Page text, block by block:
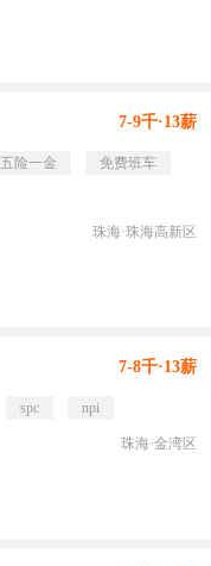
7-9千·13薪
五险一金
免费班车
珠海·珠海高新区
7-8千·13薪
spc npi
珠海·金湾区